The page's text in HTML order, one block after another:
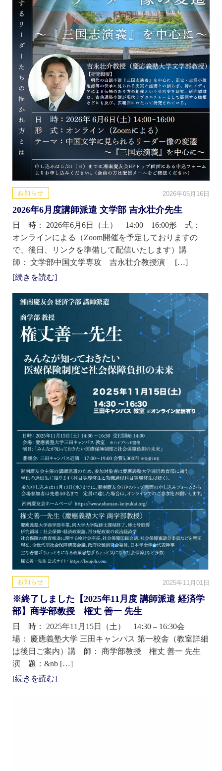
お知らせ 2026年05月16日
2026年6月度講師派遣 文学部 吉永壮介先生
日 時： 2026年6月6日（土） 14:00 – 16:00形 式：
オンラインによる（Zoom開催を予定しておりますの
で、後日、リンクを準備して配信いたします）講
師： 文学部中国文学専攻 吉永壮介教授演 […]
[続きを読む]
お知らせ 2025年11月01日
※終了しました【2025年11月度 講師派遣 経済学
部】商学部教授 権丈 善一 先生
日 時： 2025年11月15日（土） 14:30 – 16:30会
場： 慶應義塾大学 三田キャンパス 第一校舎（教室詳細
は後日ご案内）講 師： 商学部教授 権丈 善一 先生
演 題：&nb […]
[続きを読む]